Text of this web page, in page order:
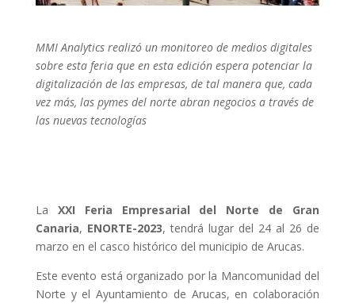
MMI Analytics realizó un monitoreo de medios digitales
sobre esta feria que en esta edición espera potenciar la
digitalización de las empresas, de tal manera que, cada
vez más, las pymes del norte abran negocios a través de
las nuevas tecnologías
La XXI Feria Empresarial del Norte de Gran
Canaria, ENORTE-2023, tendrá lugar del 24 al 26 de
marzo en el casco histórico del municipio de Arucas.
Este evento está organizado por la Mancomunidad del
Norte y el Ayuntamiento de Arucas, en colaboración